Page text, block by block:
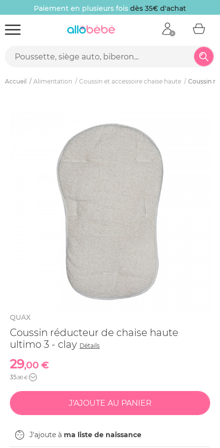
Paiement en plusieurs fois dès 35€ d'achat
Accueil Alimentation Coussin et accessoire chaise haute Coussin
QUAX
Coussin réducteur de chaise haute
ultimo 3 - clay Détails
29,00 €
35,90 €
J'ajoute à ma liste de naissance